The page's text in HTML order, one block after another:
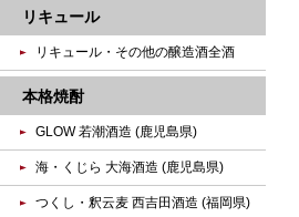
リキュール
リキュール・その他の醸造酒全酒
本格焼酎
GLOW 若潮酒造 (鹿児島県)
海・くじら 大海酒造 (鹿児島県)
つくし・釈云麦 西吉田酒造 (福岡県)